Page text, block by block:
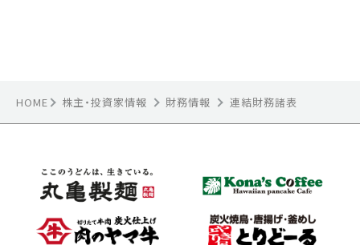
HOME 株主・投資家情報 財務情報 連結財務諸表